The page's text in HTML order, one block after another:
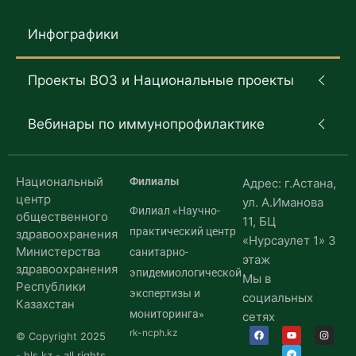
Инфографики
Проекты ВОЗ и Национальные проекты
Вебинары по иммунопрофилактике
Национальный
центр
общественного
здравоохранения
Министерства
здравоохранения
Республики
Казахстан
© Copyright 2025
Филиалы
Филиал «Научно-
практический центр
санитарно-
эпидемиологической
экспертизы и
мониторинга»
rk-ncph.kz
Адрес: г.Астана,
ул. А.Иманова
11, БЦ
«Нурсаулет 1» 3
этаж
Мы в
социальных
сетях